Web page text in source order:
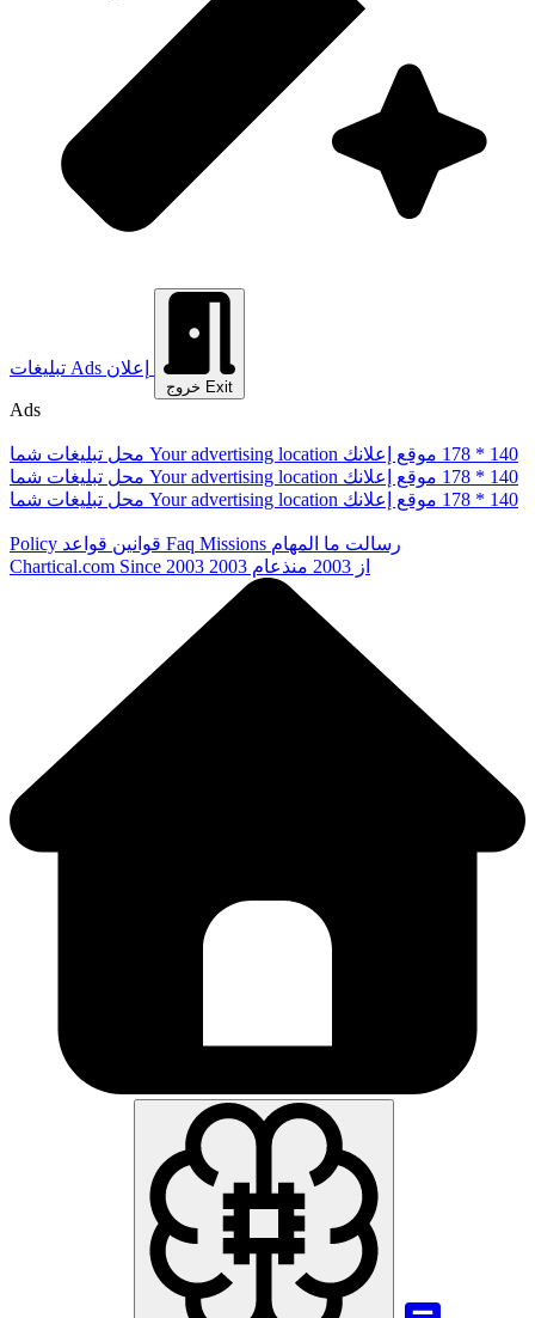
تبلیغات Ads
خروج Exit
Ads
محل تبلیغات شما Your advertising location موقع إعلانك 178 * 140
محل تبلیغات شما Your advertising location موقع إعلانك 178 * 140
محل تبلیغات شما Your advertising location موقع إعلانك 178 * 140
Policy قوانین قواعد Faq Missions رسالت ما المهام
Chartical.com Since 2003 از 2003 منذعام 2003